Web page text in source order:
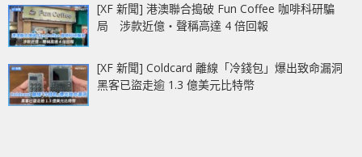
[XF 新聞] 港澳聯合搗破 Fun Coffee 咖啡科研騙
局 涉款近億‧聲稱高達 4 倍回報
[XF 新聞] Coldcard 離線「冷錢包」爆出致命漏洞
黑客已盜走逾 1.3 億美元比特幣